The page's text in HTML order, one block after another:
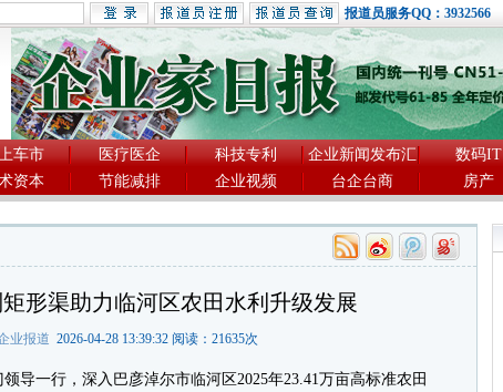
报道员服务QQ：3932566
车市 医疗医企 科技专利 企业新闻发布汇 数码IT
资本 节能减排 企业视频 台企台商 房产
形渠助力临河区农田水利升级发展
业报道 2026-04-28 13:39:32 阅读： 21635次
一行，深入巴彦淖尔市临河区2025年23.41万亩高标准农田